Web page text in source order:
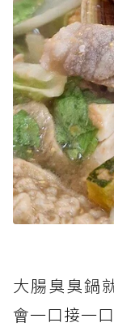
大腸臭臭鍋
會一口接一